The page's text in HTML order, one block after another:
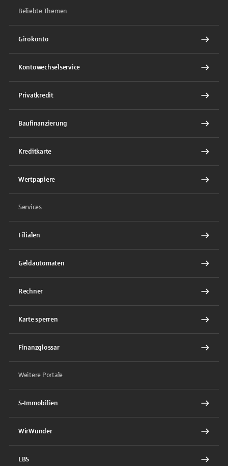
Beliebte Themen
Girokonto
Kontowechselservice
Privatkredit
Baufinanzierung
Kreditkarte
Wertpapiere
Services
Filialen
Geldautomaten
Rechner
Karte sperren
Finanzglossar
Weitere Portale
S-Immobilien
WirWunder
LBS